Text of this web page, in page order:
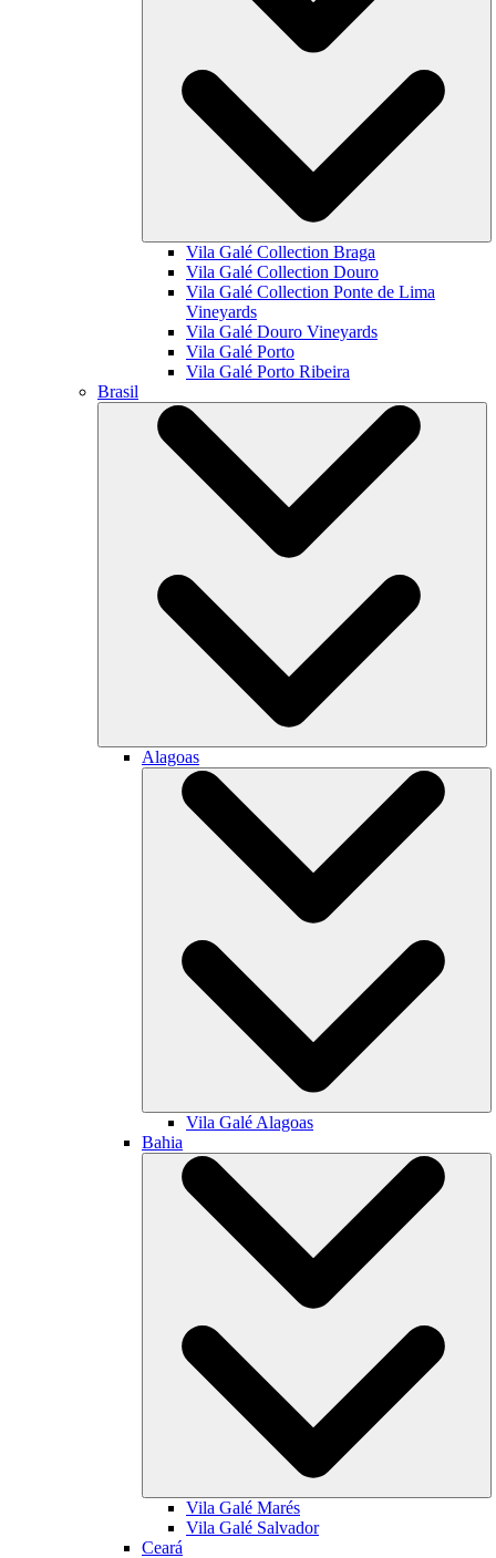
Vila Galé Collection Braga
Vila Galé Collection Douro
Vila Galé Collection Ponte de Lima
Vineyards
Vila Galé Douro Vineyards
Vila Galé Porto
Vila Galé Porto Ribeira
Brasil
Alagoas
Vila Galé Alagoas
Bahia
Vila Galé Marés
Vila Galé Salvador
Ceará